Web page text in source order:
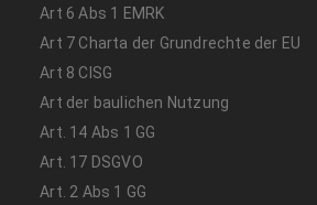
Art 6 Abs 1 EMRK
Art 7 Charta der Grundrechte der EU
Art 8 CISG
Art der baulichen Nutzung
Art. 14 Abs 1 GG
Art. 17 DSGVO
Art. 2 Abs 1 GG